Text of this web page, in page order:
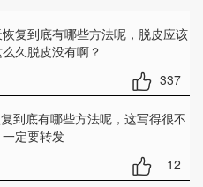
复到底有哪些方法呢，脱皮应该
久脱皮没有啊？
337
到底有哪些方法呢，这写得很不
定要转发
12